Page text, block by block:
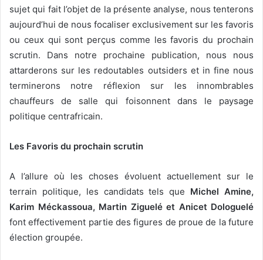
sujet qui fait l’objet de la présente analyse, nous tenterons
aujourd’hui de nous focaliser exclusivement sur les favoris
ou ceux qui sont perçus comme les favoris du prochain
scrutin. Dans notre prochaine publication, nous nous
attarderons sur les redoutables outsiders et in fine nous
terminerons notre réflexion sur les innombrables
chauffeurs de salle qui foisonnent dans le paysage
politique centrafricain.
Les Favoris du prochain scrutin
A l’allure où les choses évoluent actuellement sur le
terrain politique, les candidats tels que Michel Amine,
Karim Méckassoua, Martin Ziguelé et Anicet Dologuelé
font effectivement partie des figures de proue de la future
élection groupée.